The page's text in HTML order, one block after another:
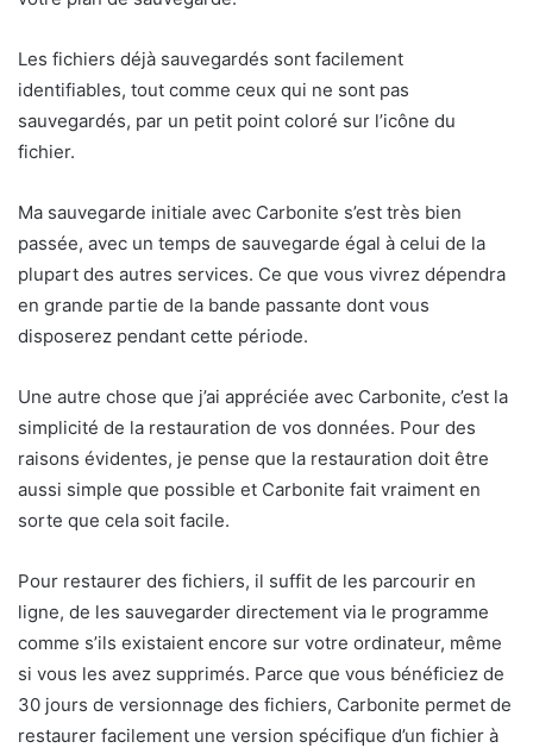
Les fichiers déjà sauvegardés sont facilement
identifiables, tout comme ceux qui ne sont pas
sauvegardés, par un petit point coloré sur l’icône du
fichier.
Ma sauvegarde initiale avec Carbonite s’est très bien
passée, avec un temps de sauvegarde égal à celui de la
plupart des autres services. Ce que vous vivrez dépendra
en grande partie de la bande passante dont vous
disposerez pendant cette période.
Une autre chose que j’ai appréciée avec Carbonite, c’est la
simplicité de la restauration de vos données. Pour des
raisons évidentes, je pense que la restauration doit être
aussi simple que possible et Carbonite fait vraiment en
sorte que cela soit facile.
Pour restaurer des fichiers, il suffit de les parcourir en
ligne, de les sauvegarder directement via le programme
comme s’ils existaient encore sur votre ordinateur, même
si vous les avez supprimés. Parce que vous bénéficiez de
30 jours de versionnage des fichiers, Carbonite permet de
restaurer facilement une version spécifique d’un fichier à